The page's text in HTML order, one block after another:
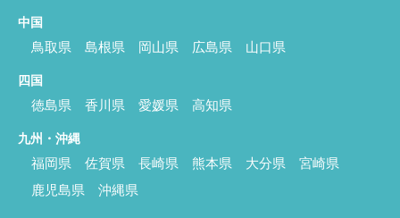
中国
鳥取県 島根県 岡山県 広島県 山口県
四国
徳島県 香川県 愛媛県 高知県
九州・沖縄
福岡県 佐賀県 長崎県 熊本県 大分県
宮崎県
鹿児島県
沖縄県